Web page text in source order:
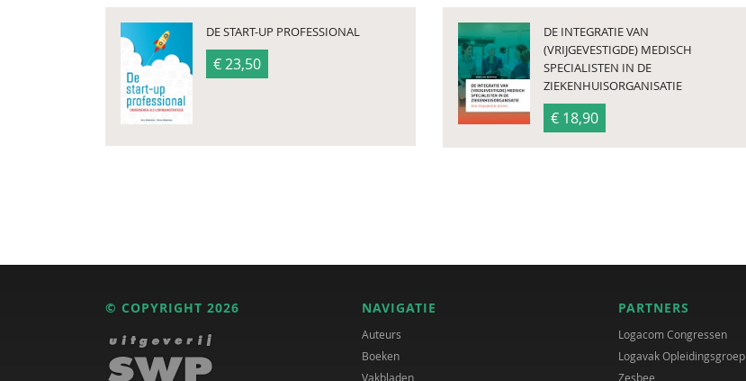
DE START-UP PROFESSIONAL
€ 23,50
DE INTEGRATIE VAN
(VRIJGEVESTIGDE) MEDISCH
SPECIALISTEN IN DE
ZIEKENHUISORGANISATIE
€ 18,90
© COPYRIGHT 2026 NAVIGATIE
Auteurs
Boeken
Vakbladen
PARTNERS
Logacom Congressen
Logavak Opleidingsgroep
Zesbee